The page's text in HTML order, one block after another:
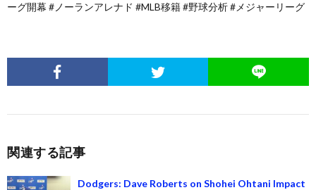
ーグ開幕 #ノーランアレナド #MLB移籍 #野球分析 #メジャーリーグ
関連する記事
Dodgers: Dave Roberts on Shohei Ohtani Impact